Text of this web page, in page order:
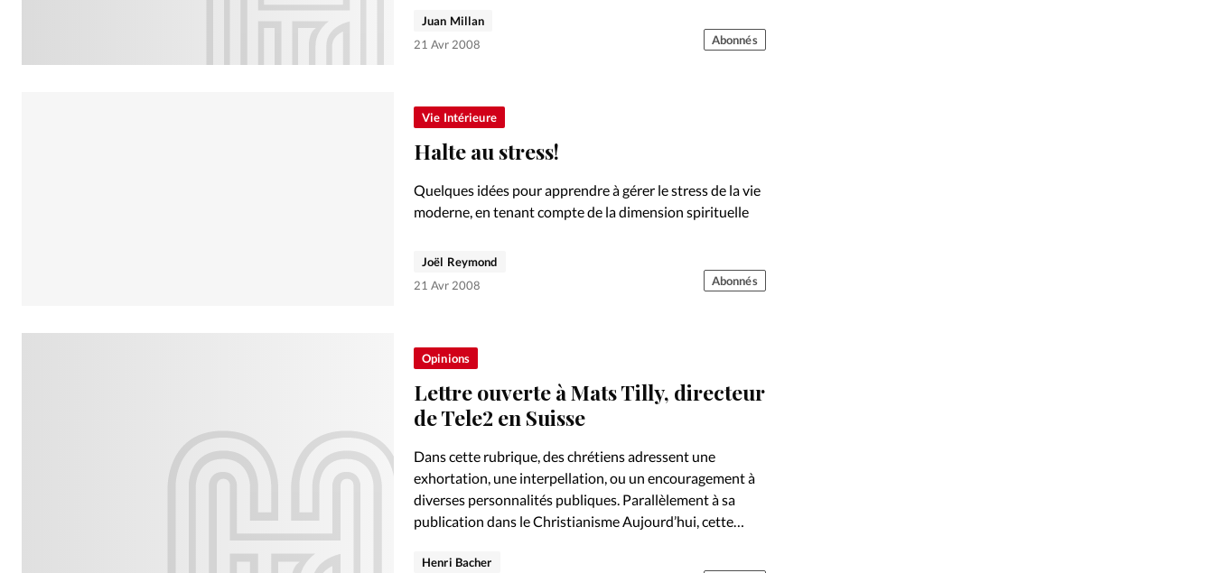
Juan Millan
21 Avr 2008
Abonnés
Vie Intérieure
Halte au stress!
Quelques idées pour apprendre à gérer le stress de la vie
moderne, en tenant compte de la dimension spirituelle
Joël Reymond
21 Avr 2008
Abonnés
Opinions
Lettre ouverte à Mats Tilly, directeur
de Tele2 en Suisse
Dans cette rubrique, des chrétiens adressent une
exhortation, une interpellation, ou un encouragement à
diverses personnalités publiques. Parallèlement à sa
publication dans le Christianisme Aujourd’hui, cette
Henri Bacher